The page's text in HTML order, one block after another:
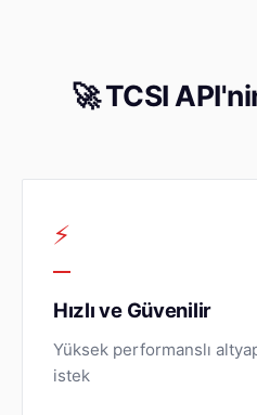
🚀 TCSI
⚡
Hızlı ve Güvenilir
Yüksek performanslı
istek